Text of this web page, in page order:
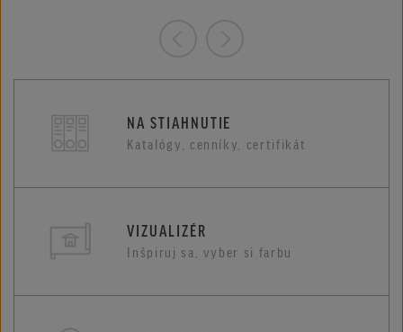
NA STIAHNUTIE
Katalógy, cenníky, certifikát
VIZUALIZÉR
Inšpiruj sa, vyber si farbu